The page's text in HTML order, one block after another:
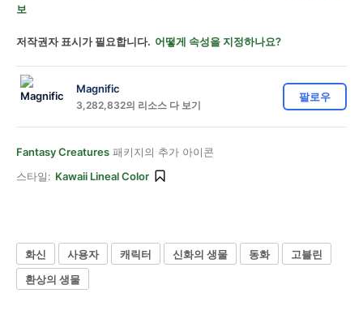
보
저작권자 표시가 필요합니다. 어떻게 속성을 지정하나요?
Magnific
3,282,832의 리소스 다 보기
팔로우
Fantasy Creatures 패키지의 추가 아이콘
스타일: Kawaii Lineal Color
화신 사용자 캐릭터 신화의 생물 동화
고블린
환상의 생물